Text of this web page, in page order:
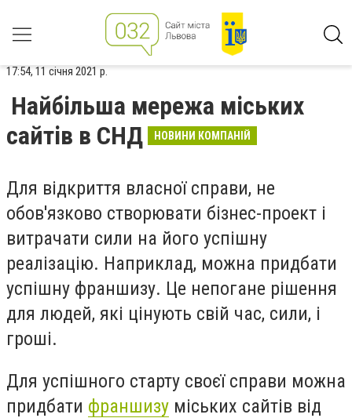
17:54, 11 січня 2021 р.
Найбільша мережа міських
сайтів в СНД
НОВИНИ КОМПАНІЙ
Для відкриття власної справи, не
обов'язково створювати бізнес-проект і
витрачати сили на його успішну
реалізацію. Наприклад, можна придбати
успішну франшизу. Це непогане рішення
для людей, які цінують свій час, сили, і
гроші.
Для успішного старту своєї справи можна
придбати франшизу міських сайтів від